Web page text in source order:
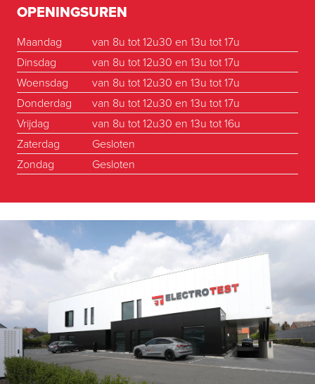
OPENINGSUREN
Maandag
van 8u tot 12u30 en 13u tot 17u
Dinsdag
van 8u tot 12u30 en 13u tot 17u
Woensdag
van 8u tot 12u30 en 13u tot 17u
Donderdag
van 8u tot 12u30 en 13u tot 17u
Vrijdag
van 8u tot 12u30 en 13u tot 16u
Zaterdag
Gesloten
Zondag
Gesloten